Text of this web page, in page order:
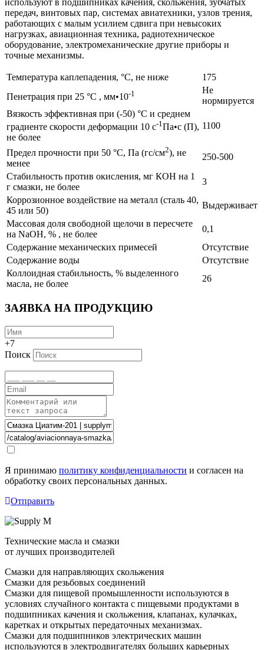
передач, винтовых пар, системах авиатехники, узлов трения,
работающих с малым усилием сдвига при невысоких
нагрузках, авиационная техника, радиотехническое
оборудование, электромеханические другие приборы и
точные механизмы.
Температура каплепадения, °С, не ниже
175
Пенетрация при 25 °С , мм•10-1
Не
нормируется
Вязкость эффективная при (-50) °С и среднем
градиенте скорости деформации 10 с-1 Па•с (П),
не более
1100
Предел прочности при 50 °С, Па (гс/см2), не
менее
250-500
Стабильность против окисления, мг КОН на 1
г смазки, не более
3
Коррозионное воздействие на металл (сталь 40,
45 или 50)
Выдерживает
Массовая доля свободной щелочи в пересчете
на NaOH, % , не более
0,1
Содержание механических примесей
Отсутствие
Содержание воды
Отсутствие
Коллоидная стабильность, % выделенного
масла, не более
26
ЗАЯВКА НА ПРОДУКЦИЮ
+7
Поиск
Я принимаю политику конфиденциальности и согласен на
обработку своих персональных данных.
Отправить
Технические масла и смазки
от лучших производителей
Смазки для направляющих скольжения
Смазки для резьбовых соединений
Смазки для пищевой промышленности используются в
условиях случайного контакта с пищевыми продуктами в
подшипниках качения и скольжения, клапанах, кулачках,
каретках и открытых передаточных механизмах.
Смазки для подшипников электрических машин
используются в электродвигателях больших карьерных